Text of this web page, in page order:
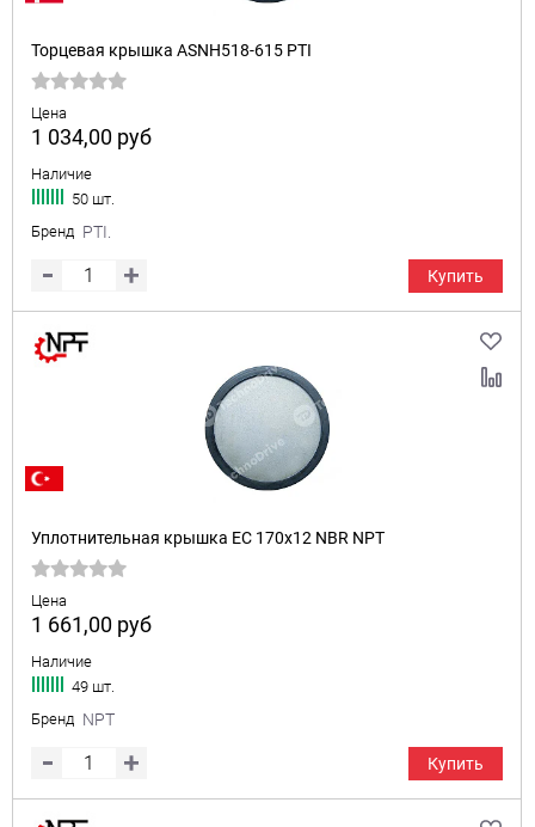
Торцевая крышка ASNH518-615 PTI
Цена
1 034,00 руб
Наличие
50 шт.
Бренд PTI.
Купить
Уплотнительная крышка EC 170x12 NBR NPT
Цена
1 661,00 руб
Наличие
49 шт.
Бренд NPT
Купить